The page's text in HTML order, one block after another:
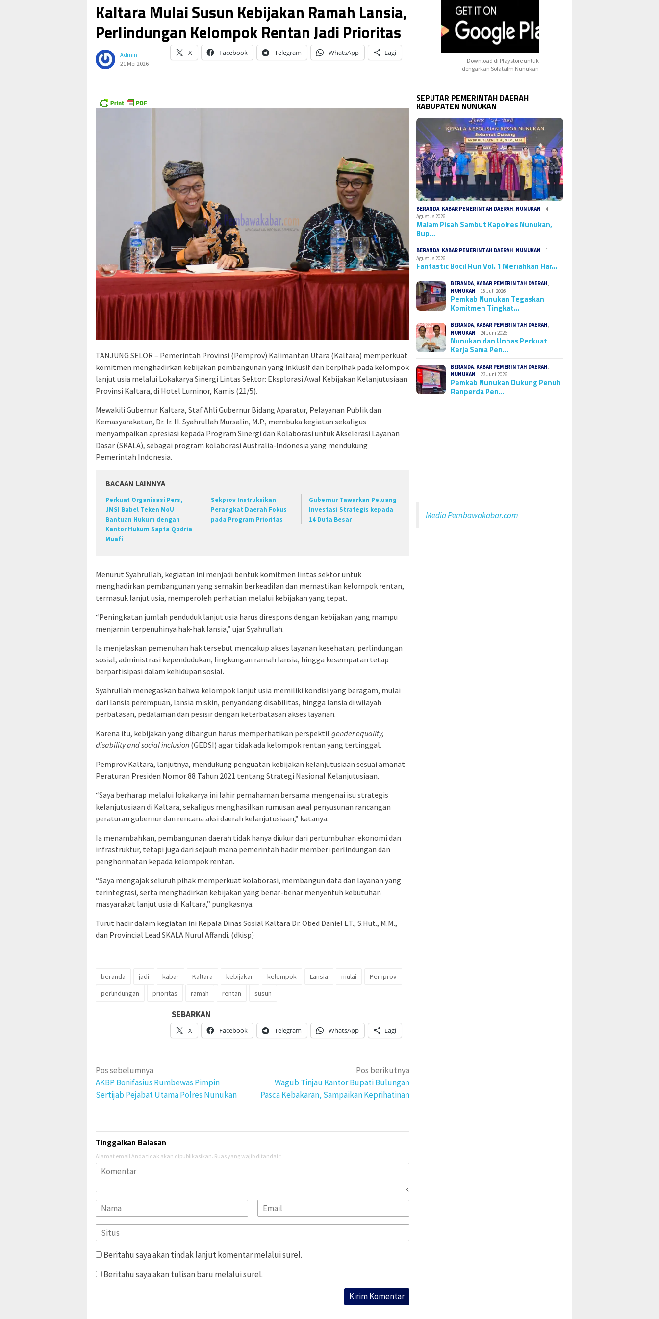
Kaltara Mulai Susun Kebijakan Ramah Lansia,
Perlindungan Kelompok Rentan Jadi Prioritas
Admin
21 Mei 2026
X Facebook Telegram WhatsApp Lagi
TANJUNG SELOR – Pemerintah Provinsi (Pemprov) Kalimantan Utara (Kaltara) memperkuat
komitmen menghadirkan kebijakan pembangunan yang inklusif dan berpihak pada kelompok
lanjut usia melalui Lokakarya Sinergi Lintas Sektor: Eksplorasi Awal Kebijakan Kelanjutusiaan
Provinsi Kaltara, di Hotel Luminor, Kamis (21/5).
Mewakili Gubernur Kaltara, Staf Ahli Gubernur Bidang Aparatur, Pelayanan Publik dan
Kemasyarakatan, Dr. Ir. H. Syahrullah Mursalin, M.P., membuka kegiatan sekaligus
menyampaikan apresiasi kepada Program Sinergi dan Kolaborasi untuk Akselerasi Layanan
Dasar (SKALA), sebagai program kolaborasi Australia-Indonesia yang mendukung
Pemerintah Indonesia.
BACAAN LAINNYA
Perkuat Organisasi Pers,
JMSI Babel Teken MoU
Bantuan Hukum dengan
Kantor Hukum Sapta Qodria
Muafi
Sekprov Instruksikan
Perangkat Daerah Fokus
pada Program Prioritas
Gubernur Tawarkan Peluang
Investasi Strategis kepada
14 Duta Besar
Menurut Syahrullah, kegiatan ini menjadi bentuk komitmen lintas sektor untuk
menghadirkan pembangunan yang semakin berkeadilan dan memastikan kelompok rentan,
termasuk lanjut usia, memperoleh perhatian melalui kebijakan yang tepat.
“Peningkatan jumlah penduduk lanjut usia harus direspons dengan kebijakan yang mampu
menjamin terpenuhinya hak-hak lansia,” ujar Syahrullah.
Ia menjelaskan pemenuhan hak tersebut mencakup akses layanan kesehatan, perlindungan
sosial, administrasi kependudukan, lingkungan ramah lansia, hingga kesempatan tetap
berpartisipasi dalam kehidupan sosial.
Syahrullah menegaskan bahwa kelompok lanjut usia memiliki kondisi yang beragam, mulai
dari lansia perempuan, lansia miskin, penyandang disabilitas, hingga lansia di wilayah
perbatasan, pedalaman dan pesisir dengan keterbatasan akses layanan.
Karena itu, kebijakan yang dibangun harus memperhatikan perspektifgender equality,
disability and social inclusion (GEDSI) agar tidak ada kelompok rentan yang tertinggal.
Pemprov Kaltara, lanjutnya, mendukung penguatan kebijakan kelanjutusiaan sesuai amanat
Peraturan Presiden Nomor 88 Tahun 2021 tentang Strategi Nasional Kelanjutusiaan.
“Saya berharap melalui lokakarya ini lahir pemahaman bersama mengenai isu strategis
kelanjutusiaan di Kaltara, sekaligus menghasilkan rumusan awal penyusunan rancangan
peraturan gubernur dan rencana aksi daerah kelanjutusiaan,” katanya.
Ia menambahkan, pembangunan daerah tidak hanya diukur dari pertumbuhan ekonomi dan
infrastruktur, tetapi juga dari sejauh mana pemerintah hadir memberi perlindungan dan
penghormatan kepada kelompok rentan.
“Saya mengajak seluruh pihak memperkuat kolaborasi, membangun data dan layanan yang
terintegrasi, serta menghadirkan kebijakan yang benar-benar menyentuh kebutuhan
masyarakat lanjut usia di Kaltara,” pungkasnya.
Turut hadir dalam kegiatan ini Kepala Dinas Sosial Kaltara Dr. Obed Daniel L.T., S.Hut., M.M.,
dan Provincial Lead SKALA Nurul Affandi. (dkisp)
beranda jadi kabar Kaltara kebijakan kelompok Lansia mulai
Pemprov
perlindungan
prioritas ramah rentan susun
SEBARKAN
X Facebook Telegram WhatsApp Lagi
Navigasi
pos
Pos sebelumnya
AKBP Bonifasius Rumbewas Pimpin
Sertijab Pejabat Utama Polres Nunukan
Pos berikutnya
Wagub Tinjau Kantor Bupati Bulungan
Pasca Kebakaran, Sampaikan Keprihatinan
Tinggalkan Balasan
Alamat email Anda tidak akan dipublikasikan. Ruas yang wajib ditandai *
Beritahu saya akan tindak lanjut komentar melalui surel.
Beritahu saya akan tulisan baru melalui surel.
Download di Playstore untuk
dengarkan Solatafm Nunukan
SEPUTAR PEMERINTAH DAERAH
KABUPATEN NUNUKAN
BERANDA, KABAR PEMERINTAH DAERAH, NUNUKAN
4
Agustus 2026
Malam Pisah Sambut Kapolres Nunukan,
Bup…
BERANDA, KABAR PEMERINTAH DAERAH, NUNUKAN
1
Agustus 2026
Fantastic Bocil Run Vol. 1 Meriahkan Har…
BERANDA, KABAR PEMERINTAH DAERAH,
NUNUKAN
18 Juli 2026
Pemkab Nunukan Tegaskan
Komitmen Tingkat…
BERANDA, KABAR PEMERINTAH DAERAH,
NUNUKAN
24 Juni 2026
Nunukan dan Unhas Perkuat
Kerja Sama Pen…
BERANDA, KABAR PEMERINTAH DAERAH,
NUNUKAN
23 Juni 2026
Pemkab Nunukan Dukung Penuh
Ranperda Pen…
Media Pembawakabar.com